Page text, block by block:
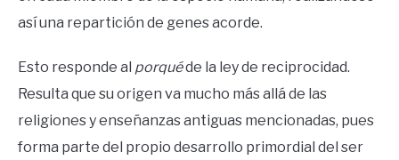
así una repartición de genes acorde.
Esto responde al porquéde la ley de reciprocidad.
Resulta que su origen va mucho más allá de las
religiones y enseñanzas antiguas mencionadas, pues
forma parte del propio desarrollo primordial del ser